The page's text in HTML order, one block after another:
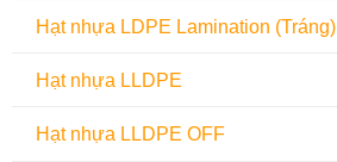
Hạt nhựa LDPE Lamination (Tráng)
Hạt nhựa LLDPE
Hạt nhựa LLDPE OFF